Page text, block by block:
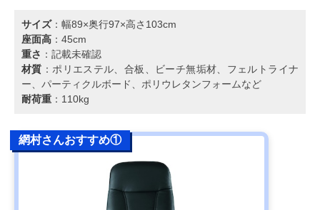
サイズ：幅89×奥行97×高さ103cm
座面高 ：45cm
重さ ：記載未確認
材質 ：ポリエステル、合板、ビーチ無垢材、フェルトライナ
ー、パーティクルボード、ポリウレタンフォームなど
耐荷重 ：110kg
網村さんおすすめ①